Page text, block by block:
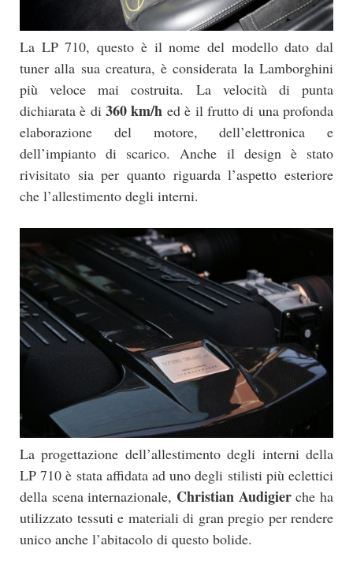
La LP 710, questo è il nome del modello dato dal
tuner alla sua creatura, è considerata la Lamborghini
più veloce mai costruita. La velocità di punta
dichiarata è di360 km/h ed è il frutto di una profonda
elaborazione del motore, dell’elettronica e
dell’impianto di scarico. Anche il design è stato
rivisitato sia per quanto riguarda l’aspetto esteriore
che l’allestimento degli interni.
La progettazione dell’allestimento degli interni della
LP 710 è stata affidata ad uno degli stilisti più eclettici
della scena internazionale, Christian Audigierche ha
utilizzato tessuti e materiali di gran pregio per rendere
unico anche l’abitacolo di questo bolide.